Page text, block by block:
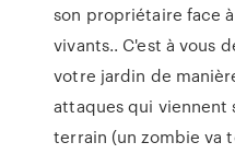
son propriétaire face
vivants.. C'est à vous
votre jardin de
attaques qui viennent
terrain (un zombie va